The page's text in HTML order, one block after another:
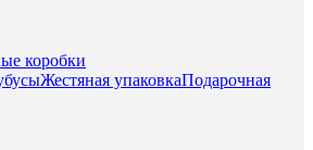
коробки
Жестяная упаковкаПодарочная